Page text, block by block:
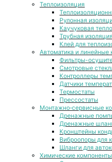
Теплоизоляция
Рулонная
Каучуковая
Трубная
Клей для
Автоматика и линейные
Фильтры-
Смотровые
Контроллеры
Датчики
Термостаты
Прессостаты
Монтажно‑сервисные
Дренажные
Дренажные
Кронштейны
Виброопоры для
Шланги для
Химические компоненты